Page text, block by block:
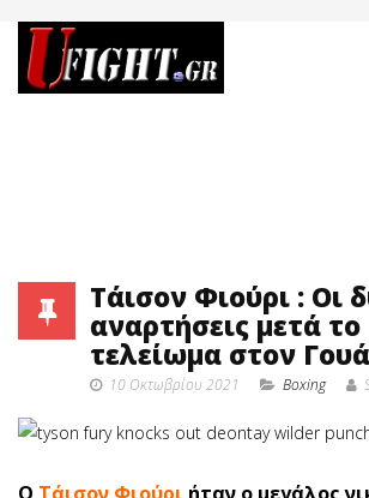
Τάισον Φιούρι : Οι
αναρτήσεις μετά το
τελείωμα στον
10 Οκτωβρίου 2021 Boxing